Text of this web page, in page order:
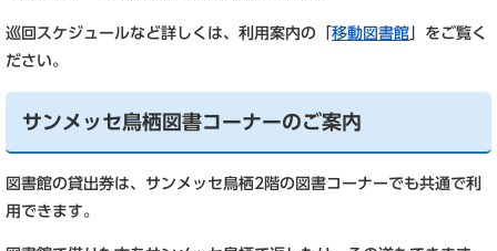
巡回スケジュールなど詳しくは、利用案内の「 移動図書館 」をご覧く
ださい。
サンメッセ鳥栖図書コーナーのご案内
図書館の貸出券は、サンメッセ鳥栖2階の図書コーナーでも共通で利
用できます。